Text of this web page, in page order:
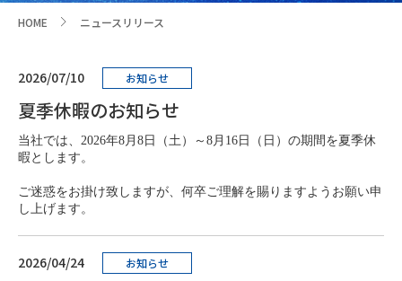
HOME ニュースリリース
2026/07/10 お知らせ
夏季休暇のお知らせ
当社では、 2026年8月8日（土）～8月16日（日） の期間を夏季休
暇とします。
ご迷惑をお掛け致しますが、何卒ご理解を賜りますようお願い申
し上げます。
2026/04/24 お知らせ